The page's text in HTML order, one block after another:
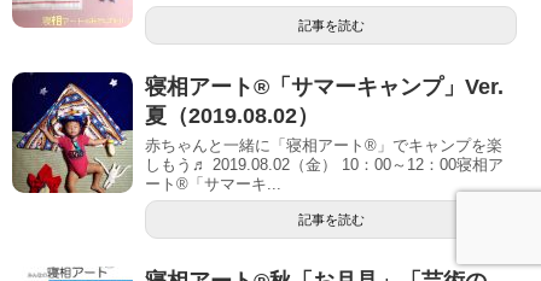
記事を読む
寝相アート®「サマーキャンプ」Ver.
夏（2019.08.02）
赤ちゃんと一緒に「寝相アート®」でキャンプを楽
しもう♬ 2019.08.02（金） 10：00～12：00寝相ア
ート®「サマーキ...
記事を読む